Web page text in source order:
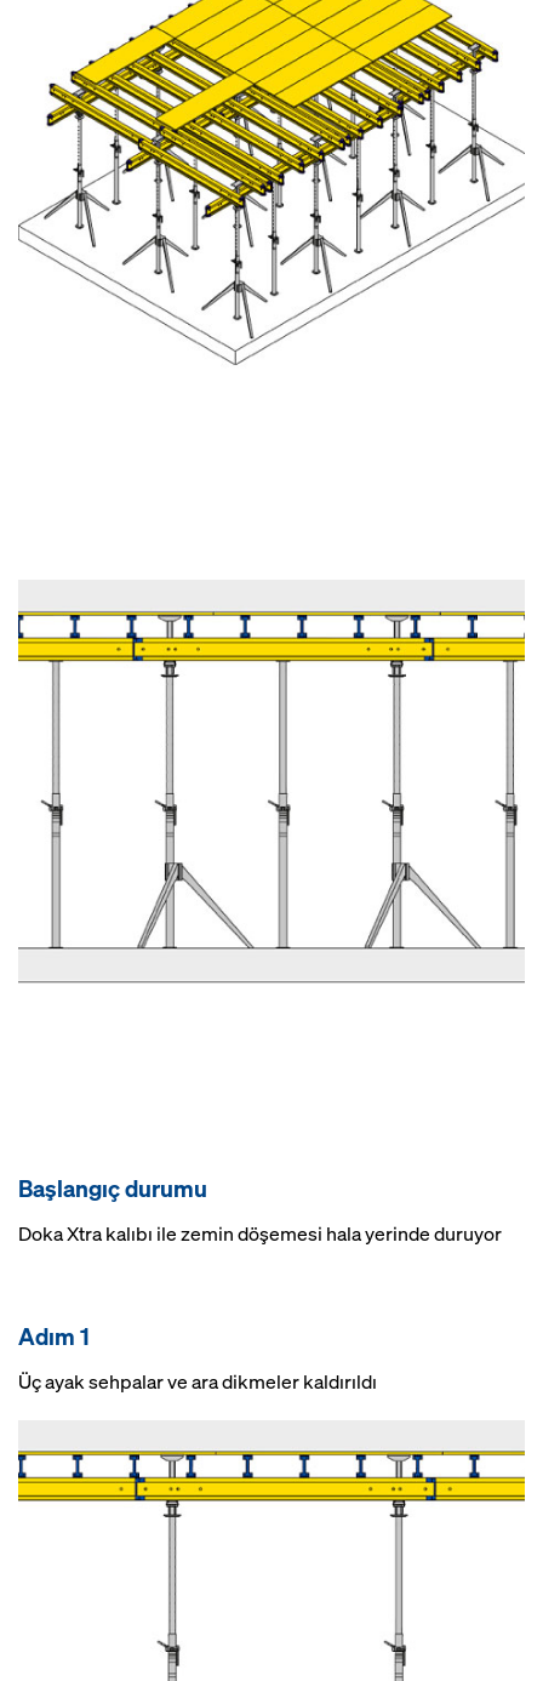
Başlangıç durumu
Doka Xtra kalıbı ile zemin döşemesi hala yerinde duruyor
Adım 1
Üç ayak sehpalar ve ara dikmeler kaldırıldı